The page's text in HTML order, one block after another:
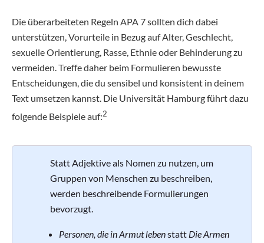
Die überarbeiteten Regeln APA 7 sollten dich dabei
unterstützen, Vorurteile in Bezug auf Alter, Geschlecht,
sexuelle Orientierung, Rasse, Ethnie oder Behinderung zu
vermeiden. Treffe daher beim Formulieren bewusste
Entscheidungen, die du sensibel und konsistent in deinem
Text umsetzen kannst. Die Universität Hamburg führt dazu
folgende Beispiele auf:2
Statt Adjektive als Nomen zu nutzen, um
Gruppen von Menschen zu beschreiben,
werden beschreibende Formulierungen
bevorzugt.
Personen, die in Armut lebenstatt Die Armen